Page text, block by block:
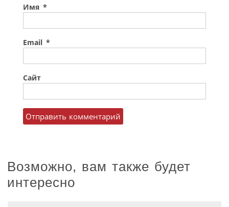
Имя *
Email *
Сайт
Возможно, вам также будет
интересно